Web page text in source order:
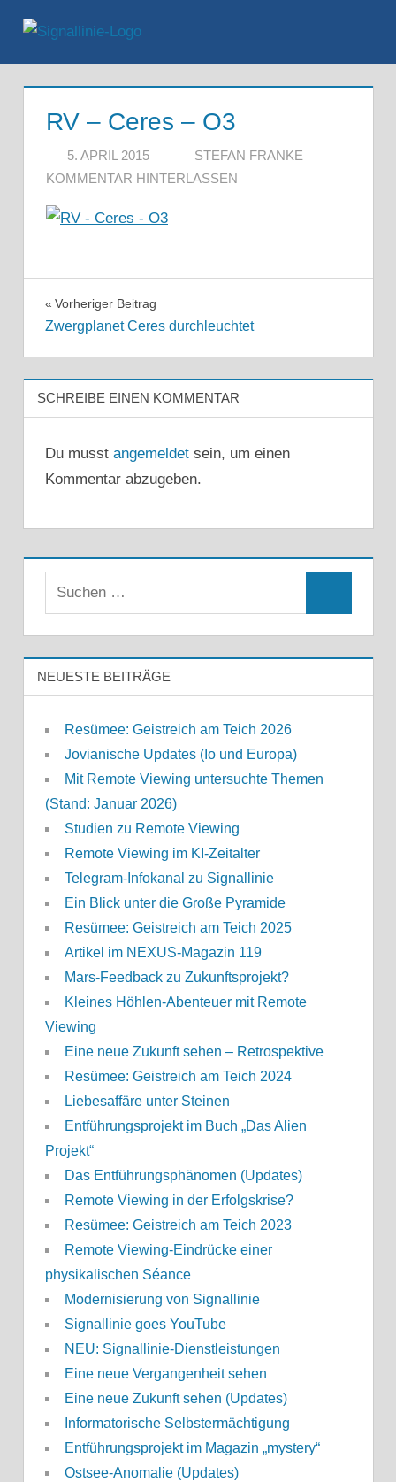
Inhalt
springen
RV – Ceres – O3
5. APRIL 2015
STEFAN FRANKE
KOMMENTAR HINTERLASSEN
Beitragsnavigation
Vorheriger Beitrag
Zwergplanet Ceres durchleuchtet
SCHREIBE EINEN KOMMENTAR
Du musst angemeldetsein, um einen
Kommentar abzugeben.
NEUESTE BEITRÄGE
Resümee: Geistreich am Teich 2026
Jovianische Updates (Io und Europa)
Mit Remote Viewing untersuchte Themen
(Stand: Januar 2026)
Studien zu Remote Viewing
Remote Viewing im KI-Zeitalter
Telegram-Infokanal zu Signallinie
Ein Blick unter die Große Pyramide
Resümee: Geistreich am Teich 2025
Artikel im NEXUS-Magazin 119
Mars-Feedback zu Zukunftsprojekt?
Kleines Höhlen-Abenteuer mit Remote
Viewing
Eine neue Zukunft sehen – Retrospektive
Resümee: Geistreich am Teich 2024
Liebesaffäre unter Steinen
Entführungsprojekt im Buch „Das Alien
Projekt“
Das Entführungsphänomen (Updates)
Remote Viewing in der Erfolgskrise?
Resümee: Geistreich am Teich 2023
Remote Viewing-Eindrücke einer
physikalischen Séance
Modernisierung von Signallinie
Signallinie goes YouTube
NEU: Signallinie-Dienstleistungen
Eine neue Vergangenheit sehen
Eine neue Zukunft sehen (Updates)
Informatorische Selbstermächtigung
Entführungsprojekt im Magazin „mystery“
Ostsee-Anomalie (Updates)